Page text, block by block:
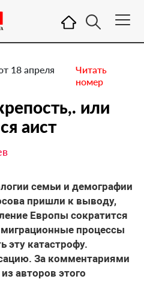
18 апреля
Читать
номер
или
аист
семьи и демографии
пришли к выводу,
Европы сократится
процессы
эту катастрофу.
За комментариями
авторов этого